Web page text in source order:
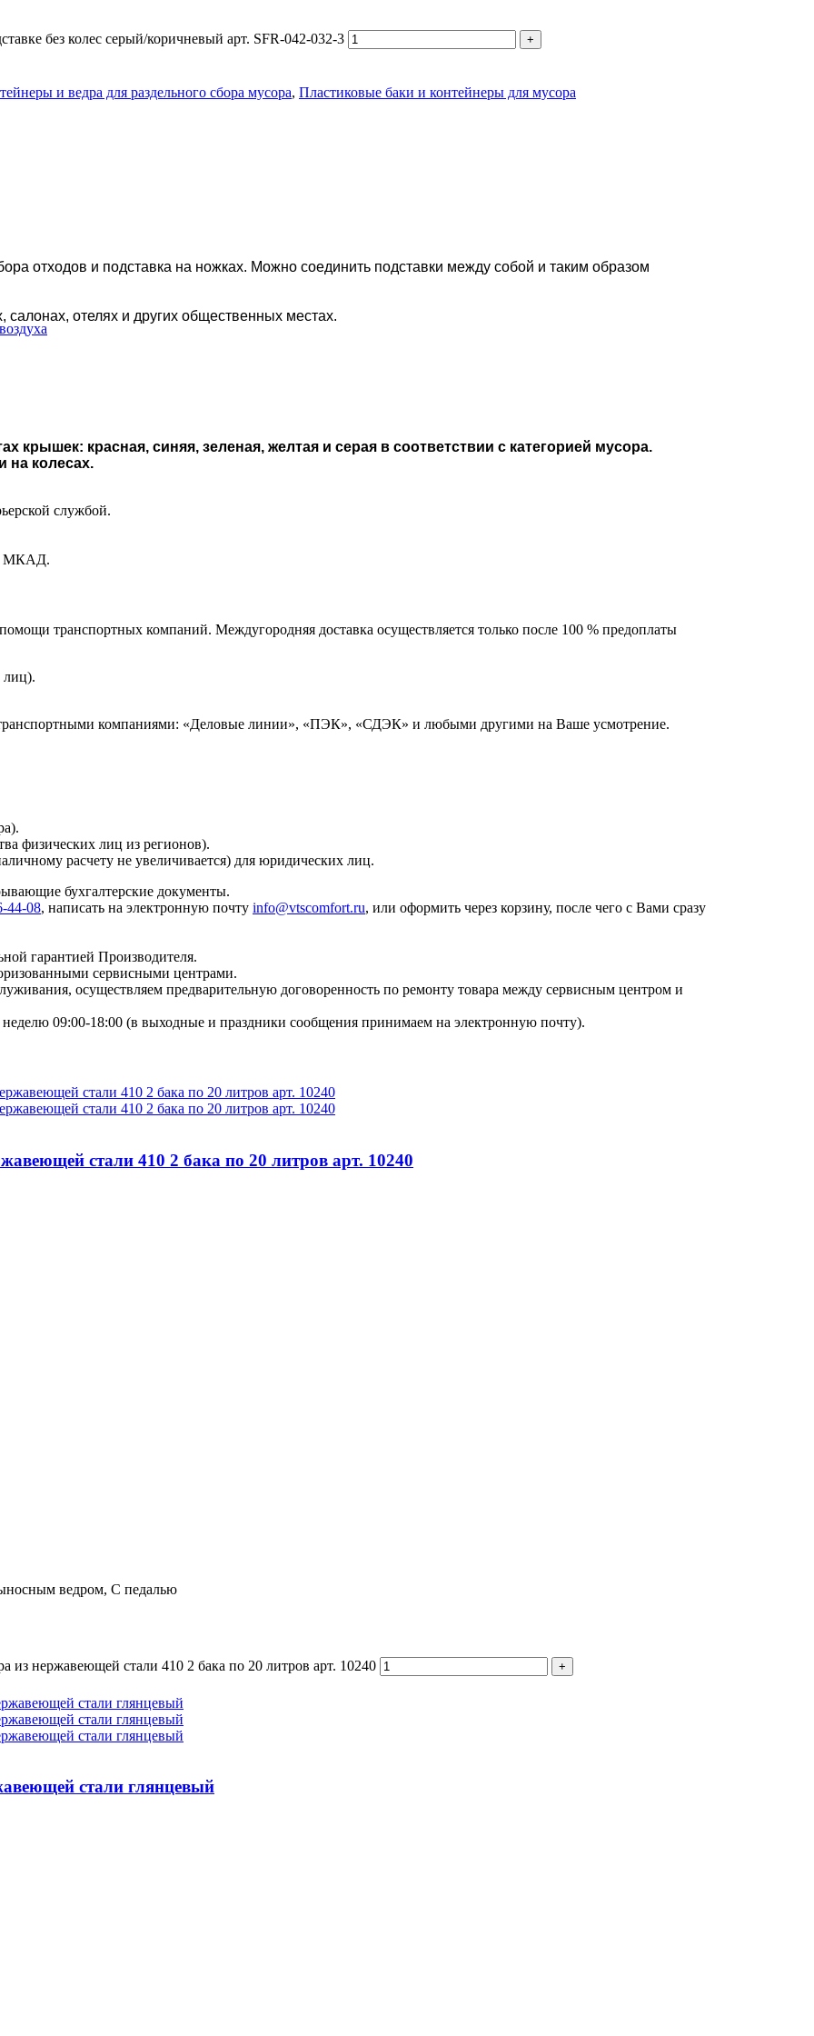
без колес серый/коричневый арт. SFR-042-032-3
и ведра для раздельного сбора мусора, Пластиковые баки и контейнеры для мусора
отходов и подставка на ножках. Можно соединить подставки между собой и таким образом
отелях и других общественных местах.
крышек: красная, синяя, зеленая, желтая и серая в соответствии с категорией мусора.
на колесах.
службой.
МКАД.
транспортных компаний. Междугородняя доставка осуществляется только после 100 % предоплаты
лиц).
компаниями: «Деловые линии», «ПЭК», «СДЭК» и любыми другими на Ваше усмотрение.
физических лиц из регионов).
расчету не увеличивается) для юридических лиц.
бухгалтерские документы.
44-08, написать на электронную почту info@vtscomfort.ru, или оформить через корзину, после чего с Вами сразу
гарантией Производителя.
сервисными центрами.
осуществляем предварительную договоренность по ремонту товара между сервисным центром и
09:00-18:00 (в выходные и праздники сообщения принимаем на электронную почту).
стали 410 2 бака по 20 литров арт. 10240
ведром, С педалью
из нержавеющей стали 410 2 бака по 20 литров арт. 10240
стали глянцевый